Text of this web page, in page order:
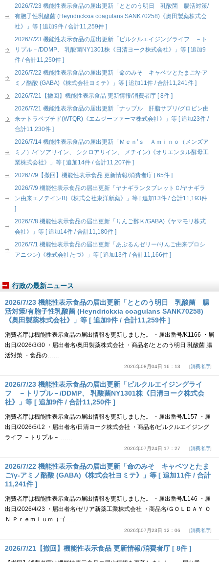
2026/7/23 機能性表示食品の届出更新「ととのう明日 乳酸菌 腸活対策/
有胞子性乳酸菌 (Heyndrickxia coagulans SANK70258)《奥田製薬株式会
社》」等 [ 追加9件 / 合計11,259件 ]
2026/7/23 機能性表示食品の届出更新「ピルクルエイジングライフ －ト
リプル－/DDMP、 乳酸菌NY1301株《日清ヨーク株式会社》」等 [ 追加9
件 / 合計11,250件 ]
2026/7/22 機能性表示食品の届出更新「命のみそ キャベツとたまご/γ-ア
ミノ酪酸 (GABA)《株式会社ヨミテ》」等 [ 追加11件 / 合計11,241件 ]
2026/7/21【撤回】機能性表示食品 更新情報/消費者庁 [ 8件 ]
2026/7/21 機能性表示食品の届出更新「ナップル 肝脂サプリ/グロビン由
来テトラペプチド(WTQR)《エムジーファーマ株式会社》」等 [ 追加23件 /
合計11,230件 ]
2026/7/14 機能性表示食品の届出更新「Ｍｅｎ’ｓ Ａｍｉｎｏ（メンズア
ミノ）/イソアリイン、 シクロアリイン、 メチイン)《オリエンタル酵母工
業株式会社》」等 [ 追加14件 / 合計11,207件 ]
2026/7/9【撤回】機能性表示食品 更新情報/消費者庁 [ 65件 ]
2026/7/9 機能性表示食品の届出更新「ヤナギランタブレットＣ/ヤナギラ
ン由来エノテインB)《株式会社東洋新薬》」等 [ 追加13件 / 合計11,193件
]
2026/7/8 機能性表示食品の届出更新「りんご酢Ｋ/GABA)《ヤマモリ株式
会社》」等 [ 追加14件 / 合計11,180件 ]
2026/7/1 機能性表示食品の届出更新「あぷるんゼリー/りんご由来プロシ
アニジン)《株式会社たづ》」等 [ 追加13件 / 合計11,166件 ]
行政の最新ニュース
2026/7/23 機能性表示食品の届出更新「ととのう明日 乳酸菌 腸
活対策/有胞子性乳酸菌 (Heyndrickxia coagulans SANK70258)
《奥田製薬株式会社》」等 [ 追加9件 / 合計11,259件 ]
消費者庁は機能性表示食品の届出情報を更新しました。 ・届出番号/K1166 ・届
出日/2026/3/30 ・届出者名/奥田製薬株式会社 ・商品名/ととのう明日 乳酸菌 腸
活対策 ・食品の……
2026年08月04日 16：13 消費者庁
2026/7/23 機能性表示食品の届出更新「ピルクルエイジングライ
フ －トリプル－/DDMP、 乳酸菌NY1301株《日清ヨーク株式会
社》」等 [ 追加9件 / 合計11,250件 ]
消費者庁は機能性表示食品の届出情報を更新しました。 ・届出番号/L157 ・届
出日/2026/5/12 ・届出者名/日清ヨーク株式会社 ・商品名/ピルクルエイジング
ライフ －トリプル－ ……
2026年07月24日 17：27 消費者庁
2026/7/22 機能性表示食品の届出更新「命のみそ キャベツとたま
ご/γ-アミノ酪酸 (GABA)《株式会社ヨミテ》」等 [ 追加11件 / 合計
11,241件 ]
消費者庁は機能性表示食品の届出情報を更新しました。 ・届出番号/L146 ・届
出日/2026/4/23 ・届出者名/ゼリア新薬工業株式会社 ・商品名/ＧＯＬＤＡＹ Ｏ
Ｎ Ｐｒｅｍｉｕｍ（ゴ……
2026年07月23日 12：06 消費者庁
2026/7/21【撤回】機能性表示食品 更新情報/消費者庁 [ 8件 ]